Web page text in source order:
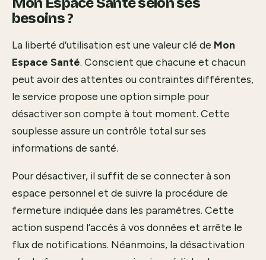
besoins ?
La liberté d’utilisation est une valeur clé de Mon
Espace Santé. Conscient que chacune et chacun
peut avoir des attentes ou contraintes différentes,
le service propose une option simple pour
désactiver son compte à tout moment. Cette
souplesse assure un contrôle total sur ses
informations de santé.
Pour désactiver, il suffit de se connecter à son
espace personnel et de suivre la procédure de
fermeture indiquée dans les paramètres. Cette
action suspend l’accès à vos données et arrête le
flux de notifications. Néanmoins, la désactivation